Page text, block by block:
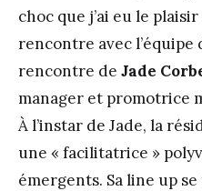
choc que j’ai eu le
rencontre avec l’équipe
rencontre de Jade
manager et promotrice
À l’instar de Jade, la
une « facilitatrice »
émergents. Sa line up